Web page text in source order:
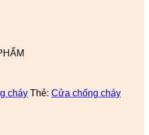
cháy Thẻ: Cửa chống cháy